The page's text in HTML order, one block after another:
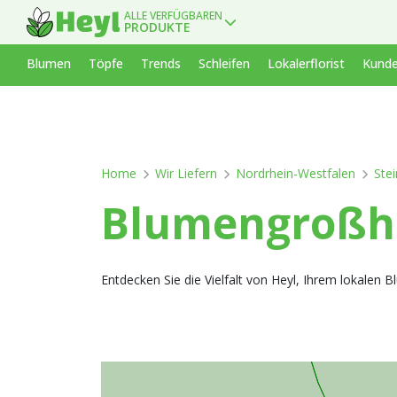
ALLE VERFÜGBAREN
PRODUKTE
Blumen Töpfe Trends Schleifen Lokalerflorist
Home Wir Liefern Nordrhein-Westfalen
Entdecken Sie die Vielfalt von Heyl, Ihrem lokalen